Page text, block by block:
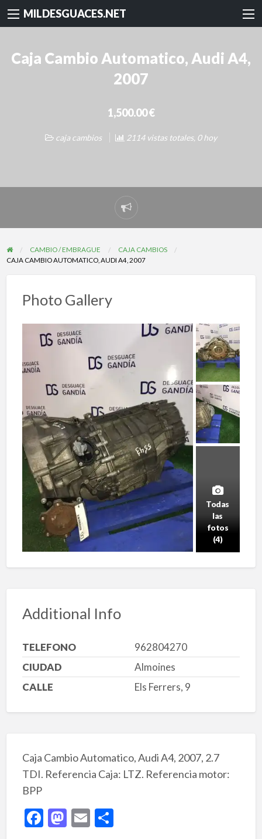
MILDESGUACES.NET
Caja Cambio Automatico, Audi A4,
2007
1,500.00 €
caja cambios 2114 vistas totales, 0 hoy
Reportar
problema
CAMBIO / EMBRAGUE
CAJA CAMBIOS
CAJA CAMBIO AUTOMATICO, AUDI A4, 2007
Photo Gallery
Todas
las
fotos
(4)
Additional Info
TELEFONO
962804270
CIUDAD
Almoines
CALLE
Els Ferrers, 9
Caja Cambio Automatico, Audi A4, 2007, 2.7
TDI. Referencia Caja: LTZ. Referencia motor:
BPP
F M E C